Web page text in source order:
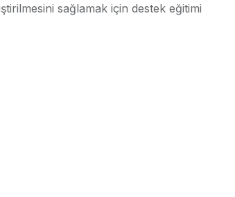
sağlamak için destek eğitimi